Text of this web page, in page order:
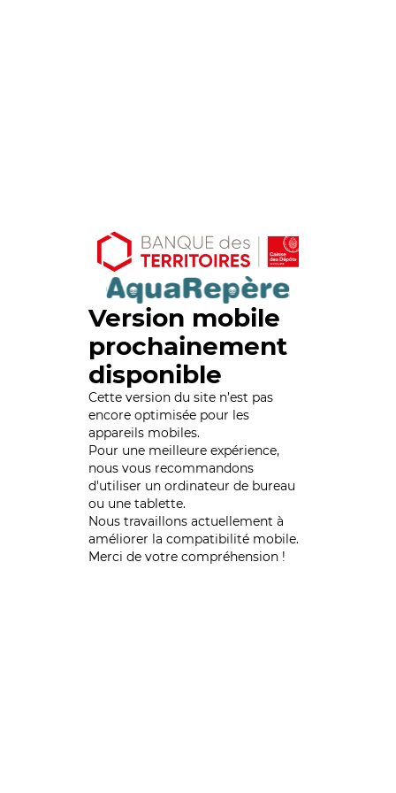
Version mobile
prochainement
disponible
Cette version du site n’est pas
encore optimisée pour les
appareils mobiles.
Pour une meilleure expérience,
nous vous recommandons
d'utiliser un ordinateur de bureau
ou une tablette.
Nous travaillons actuellement à
améliorer la compatibilité mobile.
Merci de votre compréhension !